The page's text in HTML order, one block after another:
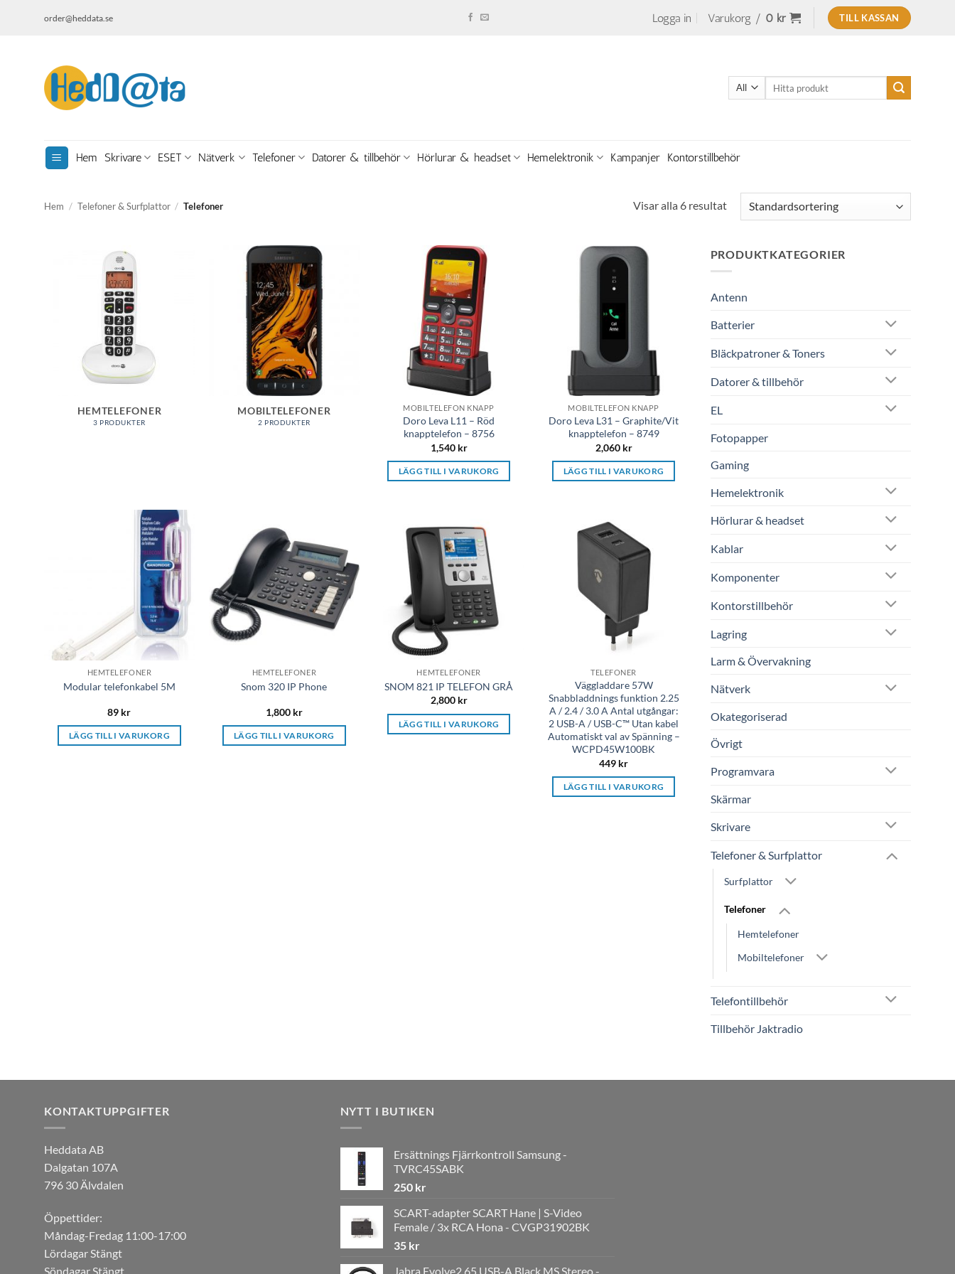
order@heddata.se Logga in Varukorg / 0 kr TILL KASSAN
Hem Skrivare ESET Nätverk Telefoner Datorer & tillbehör Hörlurar & headset Hemelektronik Kampanjer Kontorstillbehör
Hem / Telefoner & Surfplattor / Telefoner Visar alla 6 resultat
HEMTELEFONER
3 PRODUKTER
MOBILTELEFONER
2 PRODUKTER
MOBILTELEFON KNAPP
Doro Leva L11 – Röd
knapptelefon – 8756
1,540 kr
LÄGG TILL I VARUKORG
MOBILTELEFON KNAPP
Doro Leva L31 – Graphite/Vit
knapptelefon – 8749
2,060 kr
LÄGG TILL I VARUKORG
HEMTELEFONER
Modular telefonkabel 5M
89 kr
LÄGG TILL I VARUKORG
HEMTELEFONER
Snom 320 IP Phone
1,800 kr
LÄGG TILL I VARUKORG
HEMTELEFONER
SNOM 821 IP TELEFON GRÅ
2,800 kr
LÄGG TILL I VARUKORG
TELEFONER
Väggladdare 57W
Snabbladdnings funktion 2.25
A / 2.4 / 3.0 A Antal utgångar:
2 USB-A / USB-C™ Utan kabel
Automatiskt val av Spänning –
WCPD45W100BK
449 kr
LÄGG TILL I VARUKORG
PRODUKTKATEGORIER
Antenn
Batterier
Bläckpatroner & Toners
Datorer & tillbehör
EL
Fotopapper
Gaming
Hemelektronik
Hörlurar & headset
Kablar
Komponenter
Kontorstillbehör
Lagring
Larm & Övervakning
Nätverk
Okategoriserad
Övrigt
Programvara
Skärmar
Skrivare
Telefoner & Surfplattor
Surfplattor
Telefoner
Hemtelefoner
Mobiltelefoner
Telefontillbehör
Tillbehör Jaktradio
KONTAKTUPPGIFTER
Heddata AB
Dalgatan 107A
796 30 Älvdalen
Öppettider:
Måndag-Fredag 11:00-17:00
Lördagar Stängt
Söndagar Stängt
NYTT I BUTIKEN
Ersättnings Fjärrkontroll Samsung -
TVRC45SABK
250 kr
SCART-adapter SCART Hane | S-Video
Female / 3x RCA Hona - CVGP31902BK
35 kr
Jabra Evolve2 65 USB-A Black MS Stereo -